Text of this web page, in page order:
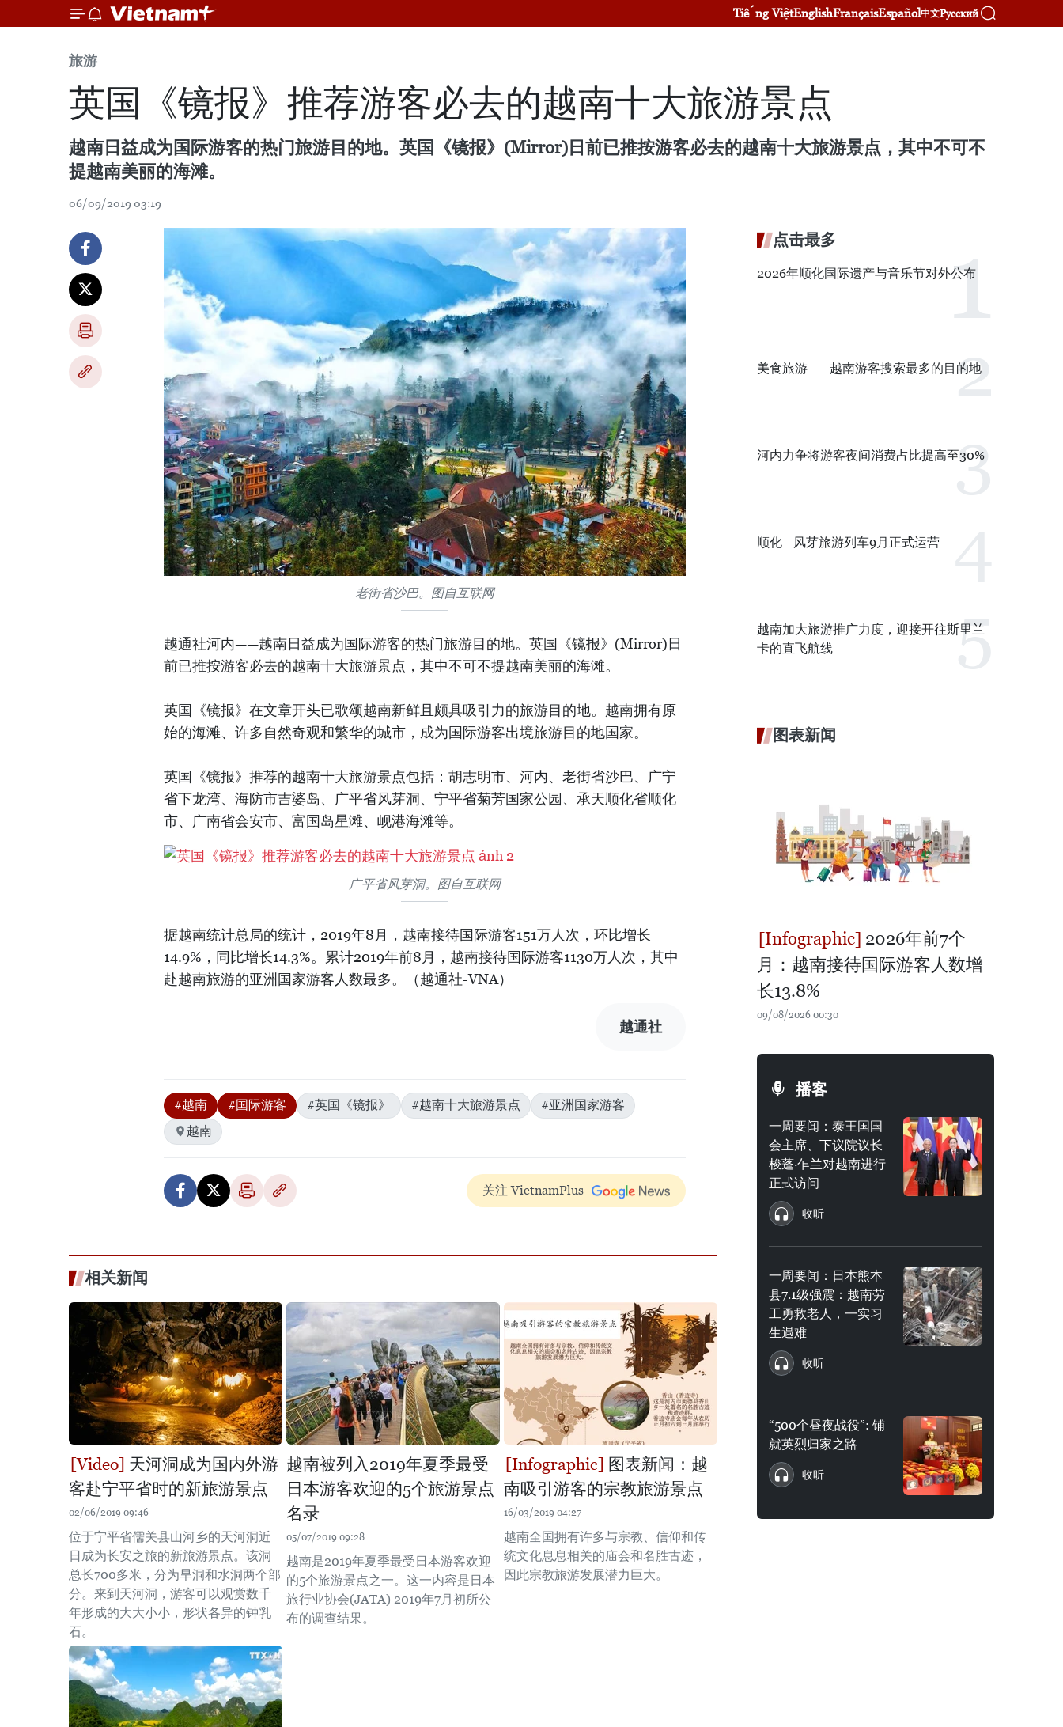
Tiếng ViệtEnglishFrançaisEspañol中文Русский
旅游
英国《镜报》推荐游客必去的越南十大旅游景点
越南日益成为国际游客的热门旅游目的地。英国《镜报》(Mirror)日前已推按游客必去的越南十大旅游景点，其中不可不
提越南美丽的海滩。
06/09/2019 03:19
老街省沙巴。图自互联网
越通社河内——越南日益成为国际游客的热门旅游目的地。英国《镜报》(Mirror)日
前已推按游客必去的越南十大旅游景点，其中不可不提越南美丽的海滩。
英国《镜报》在文章开头已歌颂越南新鲜且颇具吸引力的旅游目的地。越南拥有原
始的海滩、许多自然奇观和繁华的城市，成为国际游客出境旅游目的地国家。
英国《镜报》推荐的越南十大旅游景点包括：胡志明市、河内、老街省沙巴、广宁
省下龙湾、海防市吉婆岛、广平省风芽洞、宁平省菊芳国家公园、承天顺化省顺化
市、广南省会安市、富国岛星滩、岘港海滩等。
广平省风芽洞。图自互联网
据越南统计总局的统计，2019年8月，越南接待国际游客151万人次，环比增长
14.9%，同比增长14.3%。累计2019年前8月，越南接待国际游客1130万人次，其中
赴越南旅游的亚洲国家游客人数最多。（越通社-VNA）
越通社
#越南 #国际游客 #英国《镜报》 #越南十大旅游景点
#亚洲国家游客
越南
关注 VietnamPlus
相关新闻
天河洞成为国内外游
客赴宁平省时的新旅游景点
02/06/2019 09:46
位于宁平省儒关县山河乡的天河洞近
日成为长安之旅的新旅游景点。该洞
总长700多米，分为旱洞和水洞两个部
分。来到天河洞，游客可以观赏数千
年形成的大大小小，形状各异的钟乳
石。
越南被列入2019年夏季最受
日本游客欢迎的5个旅游景点
名录
05/07/2019 09:28
越南是2019年夏季最受日本游客欢迎
的5个旅游景点之一。这一内容是日本
旅行业协会(JATA) 2019年7月初所公
布的调查结果。
图表新闻：越
南吸引游客的宗教旅游景点
16/03/2019 04:27
越南全国拥有许多与宗教、信仰和传
统文化息息相关的庙会和名胜古迹，
因此宗教旅游发展潜力巨大。
点击最多
2026年顺化国际遗产与音乐节对外公布
美食旅游——越南游客搜索最多的目的地
河内力争将游客夜间消费占比提高至30%
顺化—风芽旅游列车9月正式运营
越南加大旅游推广力度，迎接开往斯里兰
卡的直飞航线
图表新闻
2026年前7个
月：越南接待国际游客人数增
长13.8%
09/08/2026 00:30
播客
一周要闻：泰王国国
会主席、下议院议长
梭蓬·乍兰对越南进行
正式访问
收听
一周要闻：日本熊本
县7.1级强震：越南劳
工勇救老人，一实习
生遇难
收听
“500个昼夜战役”: 铺
就英烈归家之路
收听